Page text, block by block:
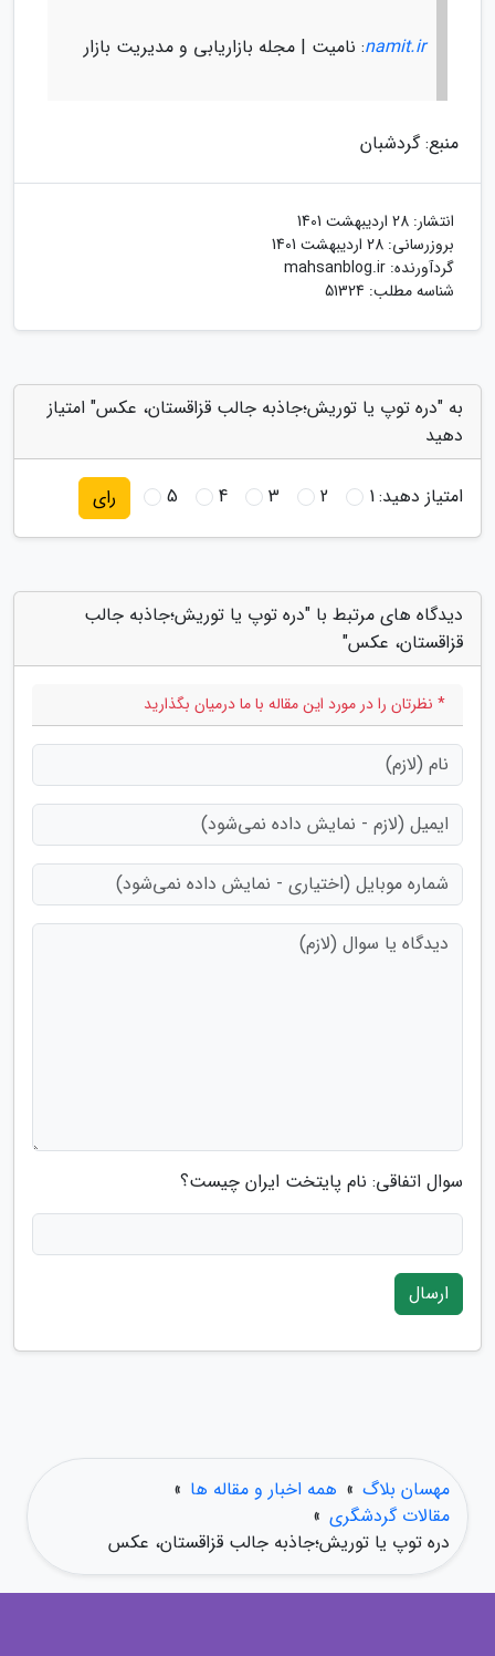
namit.ir: نامیت | مجله بازاریابی و مدیریت بازار
منبع: گردشبان
انتشار: 28 اردیبهشت 1401
بروزرسانی: 28 اردیبهشت 1401
گردآورنده: mahsanblog.ir
شناسه مطلب: 51324
به "دره توپ یا توریش؛جاذبه جالب قزاقستان، عکس" امتیاز
دهید
امتیاز دهید:1
2
3
4
5 رای
دیدگاه های مرتبط با "دره توپ یا توریش؛جاذبه جالب
قزاقستان، عکس"
* نظرتان را در مورد این مقاله با ما درمیان بگذارید
سوال اتفاقی: نام پایتخت ایران چیست؟
ارسال
مهسان بلاگ » همه اخبار و مقاله ها »
مقالات گردشگری »
دره توپ یا توریش؛جاذبه جالب قزاقستان، عکس